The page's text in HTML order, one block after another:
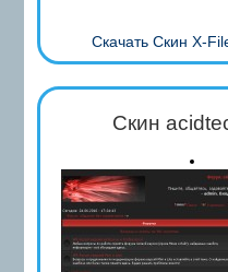
Скачать Скин X-
Скин